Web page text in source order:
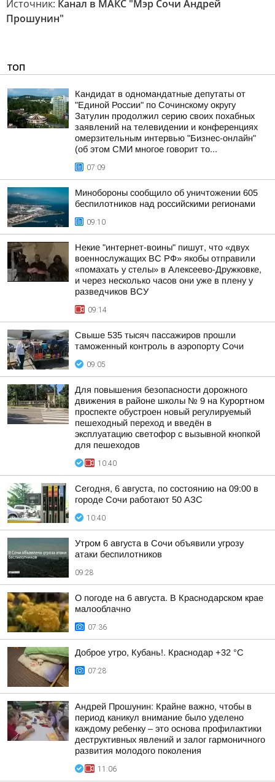
Источник: Канал в МАКС "Мэр Сочи Андрей
Прошунин"
ТОП
Кандидат в одномандатные депутаты от
"Единой России" по Сочинскому округу
Затулин продолжил серию своих похабных
заявлений на телевидении и конференциях
омерзительным интервью "Бизнес-онлайн"
(об этом СМИ многое говорит то...
07:09
Минобороны сообщило об уничтожении 605
беспилотников над российскими регионами
09:10
Некие "интернет-воины" пишут, что «двух
военнослужащих ВС РФ» якобы отправили
«помахать у стелы» в Алексеево-Дружковке,
и через несколько часов они уже в плену у
разведчиков ВСУ
09:14
Свыше 535 тысяч пассажиров прошли
таможенный контроль в аэропорту Сочи
09:05
Для повышения безопасности дорожного
движения в районе школы № 9 на Курортном
проспекте обустроен новый регулируемый
пешеходный переход и введён в
эксплуатацию светофор с вызывной кнопкой
для пешеходов
10:40
Сегодня, 6 августа, по состоянию на 09:00 в
городе Сочи работают 50 АЗС
10:40
Утром 6 августа в Сочи объявили угрозу
атаки беспилотников
09:28
О погоде на 6 августа. В Краснодарском крае
малооблачно
07:36
Доброе утро, Кубань!. Краснодар +32 °С
07:28
Андрей Прошунин: Крайне важно, чтобы в
период каникул внимание было уделено
каждому ребенку – это основа профилактики
деструктивных явлений и залог гармоничного
развития молодого поколения
11:06